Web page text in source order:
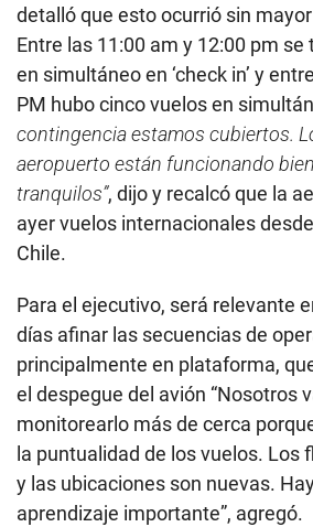
detalló que esto ocurrió sin
Entre las 11:00 am y 12:00 pm
en simultáneo en ‘check in’ y
PM hubo cinco vuelos en
contingencia estamos cubiertos.
aeropuerto están funcionando
tranquilos”, dijo y recalcó que la
ayer vuelos internacionales
Chile.
Para el ejecutivo, será relevante
días afinar las secuencias de
principalmente en plataforma,
el despegue del avión “Nosotros
monitorearlo más de cerca
la puntualidad de los vuelos. Los
y las ubicaciones son nuevas.
aprendizaje importante”, agregó.